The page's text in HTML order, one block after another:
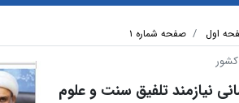
اول صفحه شماره ۱
نیازمند تلفیق سنت و علوم